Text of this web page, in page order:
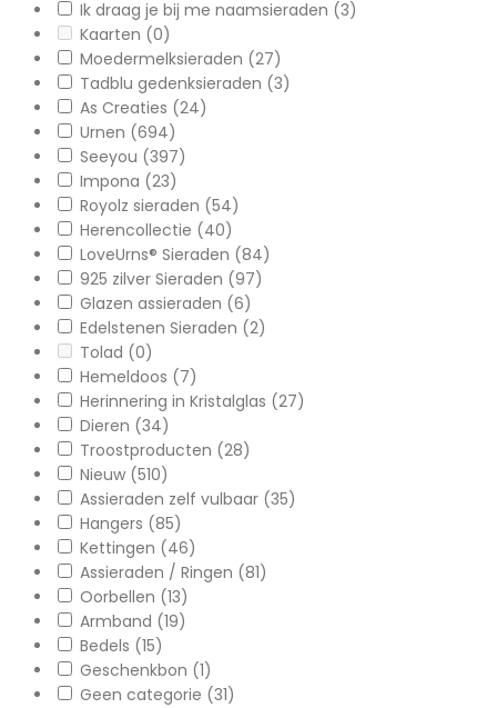
Ik draag je bij me naamsieraden (3)
Kaarten (0)
Moedermelksieraden (27)
Tadblu gedenksieraden (3)
As Creaties (24)
Urnen (694)
Seeyou (397)
Impona (23)
Royolz sieraden (54)
Herencollectie (40)
LoveUrns® Sieraden (84)
925 zilver Sieraden (97)
Glazen assieraden (6)
Edelstenen Sieraden (2)
Tolad (0)
Hemeldoos (7)
Herinnering in Kristalglas (27)
Dieren (34)
Troostproducten (28)
Nieuw (510)
Assieraden zelf vulbaar (35)
Hangers (85)
Kettingen (46)
Assieraden / Ringen (81)
Oorbellen (13)
Armband (19)
Bedels (15)
Geschenkbon (1)
Geen categorie (31)